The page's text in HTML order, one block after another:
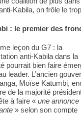
Kabila, on frôle le
: le premier des
leçon du G7 : la
anti-Kabila dans la
pourrait bien faire
leader. L’ancien
Moïse Katumbi,
de la majorité
à faire « une annonce
» selon son compte